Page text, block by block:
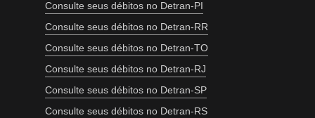
Consulte seus débitos no Detran-PI
Consulte seus débitos no Detran-RR
Consulte seus débitos no Detran-TO
Consulte seus débitos no Detran-RJ
Consulte seus débitos no Detran-SP
Consulte seus débitos no Detran-RS